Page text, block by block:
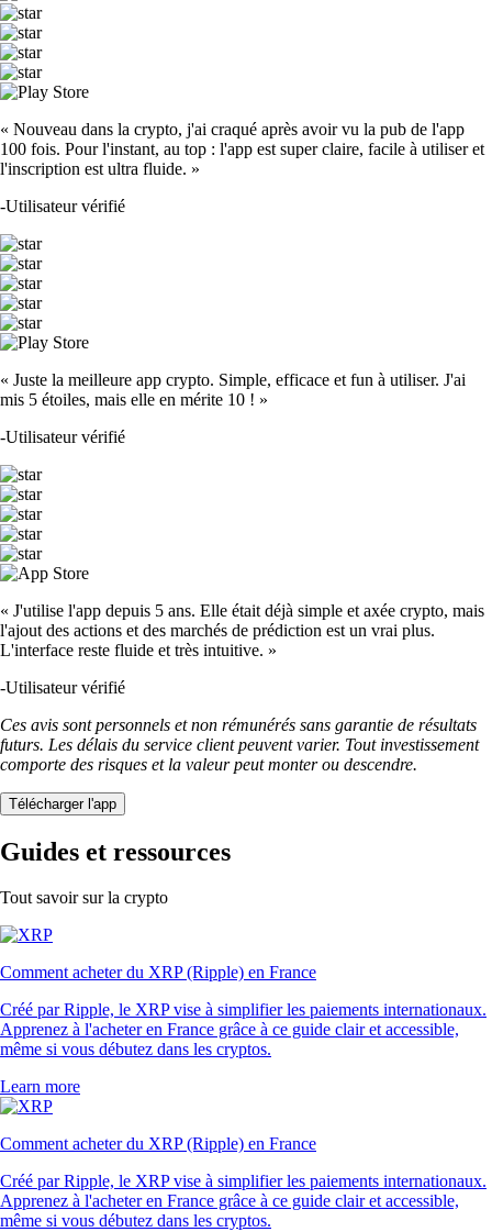
« Nouveau dans la crypto, j'ai craqué après avoir vu la pub de l'app
100 fois. Pour l'instant, au top : l'app est super claire, facile à utiliser et
l'inscription est ultra fluide. »
-Utilisateur vérifié
« Juste la meilleure app crypto. Simple, efficace et fun à utiliser. J'ai
mis 5 étoiles, mais elle en mérite 10 ! »
-Utilisateur vérifié
« J'utilise l'app depuis 5 ans. Elle était déjà simple et axée crypto, mais
l'ajout des actions et des marchés de prédiction est un vrai plus.
L'interface reste fluide et très intuitive. »
-Utilisateur vérifié
Ces avis sont personnels et non rémunérés sans garantie de résultats
futurs. Les délais du service client peuvent varier. Tout investissement
comporte des risques et la valeur peut monter ou descendre.
Télécharger l'app
Guides et ressources
Tout savoir sur la crypto
Comment acheter du XRP (Ripple) en France
Créé par Ripple, le XRP vise à simplifier les paiements internationaux.
Apprenez à l'acheter en France grâce à ce guide clair et accessible,
même si vous débutez dans les cryptos.
Learn more
Comment acheter du XRP (Ripple) en France
Créé par Ripple, le XRP vise à simplifier les paiements internationaux.
Apprenez à l'acheter en France grâce à ce guide clair et accessible,
même si vous débutez dans les cryptos.